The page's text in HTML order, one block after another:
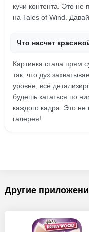
кучи контента. Это не
на Tales of Wind.
Что насчет
Картинка стала прям
так, что дух
уровне, всё
будешь кататься по
каждого кадра. Это не
галерея!
Другие